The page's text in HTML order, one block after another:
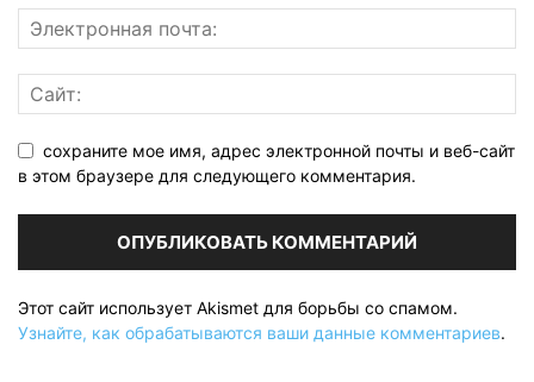
сохраните мое имя, адрес электронной почты и веб-сайт
в этом браузере для следующего комментария.
Этот сайт использует Akismet для борьбы со спамом.
Узнайте, как обрабатываются ваши данные комментариев.